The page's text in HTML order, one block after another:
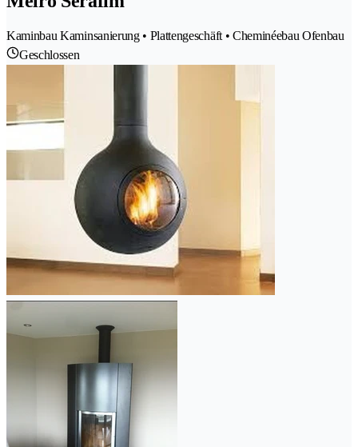
Kaminbau Kaminsanierung • Plattengeschäft • Cheminéebau Ofenbau
Geschlossen